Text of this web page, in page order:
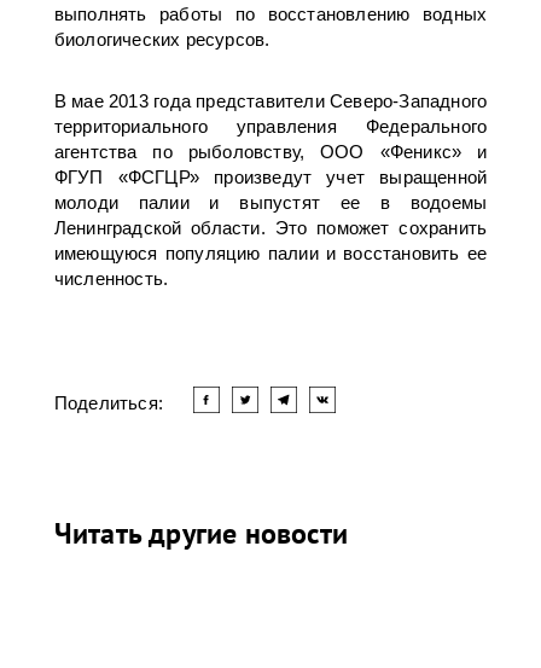
выполнять работы по восстановлению водных
биологических ресурсов.
В мае 2013 года представители Северо-Западного
территориального управления Федерального
агентства по рыболовству, ООО «Феникс» и
ФГУП «ФСГЦР» произведут учет выращенной
молоди палии и выпустят ее в водоемы
Ленинградской области. Это поможет сохранить
имеющуюся популяцию палии и восстановить ее
численность.
Поделиться:
Читать другие новости